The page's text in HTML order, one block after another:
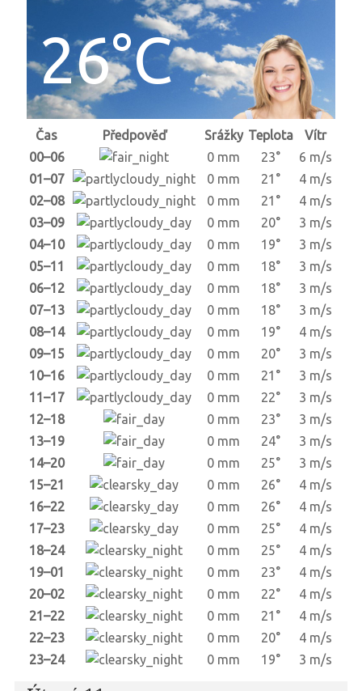
26°C
Čas Předpověď Srážky Teplota
Vítr
00–06
0 mm 23°
6 m/s
01–07
0 mm 21°
4 m/s
02–08
0 mm 21°
4 m/s
03–09
0 mm 20°
3 m/s
04–10
0 mm 19°
3 m/s
05–11
0 mm 18°
3 m/s
06–12
0 mm 18°
3 m/s
07–13
0 mm 18°
3 m/s
08–14
0 mm 19°
4 m/s
09–15
0 mm 20°
3 m/s
10–16
0 mm 21°
3 m/s
11–17
0 mm 22°
3 m/s
12–18
0 mm 23°
3 m/s
13–19
0 mm 24°
3 m/s
14–20
0 mm 25°
3 m/s
15–21
0 mm 26°
4 m/s
16–22
0 mm 26°
4 m/s
17–23
0 mm 25°
4 m/s
18–24
0 mm 25°
4 m/s
19–01
0 mm 23°
4 m/s
20–02
0 mm 22°
4 m/s
21–22
0 mm 21°
4 m/s
22–23
0 mm 20°
4 m/s
23–24
0 mm 19° 3 m/s